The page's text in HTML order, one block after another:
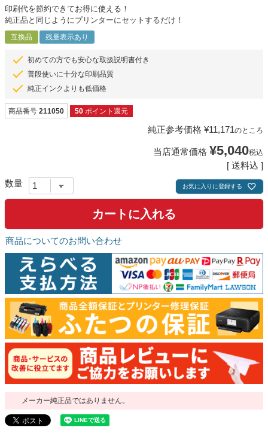
印刷代を節約できてお得に使える！
純正品と同じようにプリンターにセットするだけ！
互換品 残量表示あり
初めての方でも安心な取扱説明書付き
普段使いに十分な印刷品質
純正インクよりも低価格
商品番号 211050 50 ポイント還元
純正参考価格 ¥11,171のところ
当店通常価格 ¥5,040税込
送料込
お気に入りに登録する
カートに入れる
商品についてのお問い合わせ
メーカー純正品ではありません。